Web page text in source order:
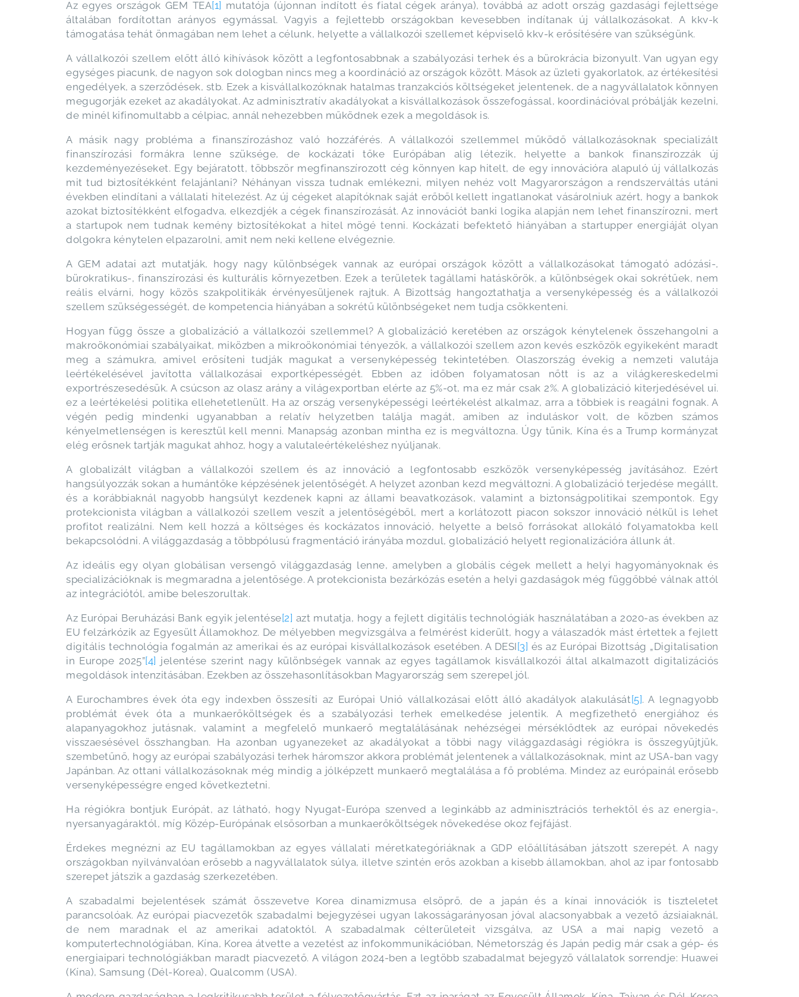
Az egyes országok GEM TEA[1] mutatója (újonnan indított és fiatal cégek aránya), továbbá az adott ország gazdasági fejlettsége
általában fordítottan arányos egymással. Vagyis a fejlettebb országokban kevesebben indítanak új vállalkozásokat. A kkv-k
támogatása tehát önmagában nem lehet a célunk, helyette a vállalkozói szellemet képviselő kkv-k erősítésére van szükségünk.
A vállalkozói szellem előtt álló kihívások között a legfontosabbnak a szabályozási terhek és a bürokrácia bizonyult. Van ugyan egy
egységes piacunk, de nagyon sok dologban nincs meg a koordináció az országok között. Mások az üzleti gyakorlatok, az értékesítési
engedélyek, a szerződések, stb. Ezek a kisvállalkozóknak hatalmas tranzakciós költségeket jelentenek, de a nagyvállalatok könnyen
megugorják ezeket az akadályokat. Az adminisztratív akadályokat a kisvállalkozások összefogással, koordinációval próbálják kezelni,
de minél kifinomultabb a célpiac, annál nehezebben működnek ezek a megoldások is.
A másik nagy probléma a finanszírozáshoz való hozzáférés. A vállalkozói szellemmel működő vállalkozásoknak specializált
finanszírozási formákra lenne szüksége, de kockázati tőke Európában alig létezik, helyette a bankok finanszírozzák új
kezdeményezéseket. Egy bejáratott, többször megfinanszírozott cég könnyen kap hitelt, de egy innovációra alapuló új vállalkozás
mit tud biztosítékként felajánlani? Néhányan vissza tudnak emlékezni, milyen nehéz volt Magyarországon a rendszerváltás utáni
években elindítani a vállalati hitelezést. Az új cégeket alapítóknak saját erőből kellett ingatlanokat vásárolniuk azért, hogy a bankok
azokat biztosítékként elfogadva, elkezdjék a cégek finanszírozását. Az innovációt banki logika alapján nem lehet finanszírozni, mert
a startupok nem tudnak kemény biztosítékokat a hitel mögé tenni. Kockázati befektető hiányában a startupper energiáját olyan
dolgokra kénytelen elpazarolni, amit nem neki kellene elvégeznie.
A GEM adatai azt mutatják, hogy nagy különbségek vannak az európai országok között a vállalkozásokat támogató adózási-,
bürokratikus-, finanszírozási és kulturális környezetben. Ezek a területek tagállami hatáskörök, a különbségek okai sokrétűek, nem
reális elvárni, hogy közös szakpolitikák érvényesüljenek rajtuk. A Bizottság hangoztathatja a versenyképesség és a vállalkozói
szellem szükségességét, de kompetencia hiányában a sokrétű különbségeket nem tudja csökkenteni.
Hogyan függ össze a globalizáció a vállalkozói szellemmel? A globalizáció keretében az országok kénytelenek összehangolni a
makroökonómiai szabályaikat, miközben a mikroökonómiai tényezők, a vállalkozói szellem azon kevés eszközök egyikeként maradt
meg a számukra, amivel erősíteni tudják magukat a versenyképesség tekintetében. Olaszország évekig a nemzeti valutája
leértékelésével javította vállalkozásai exportképességét. Ebben az időben folyamatosan nőtt is az a világkereskedelmi
exportrészesedésük. A csúcson az olasz arány a világexportban elérte az 5%-ot, ma ez már csak 2%. A globalizáció kiterjedésével ui.
ez a leértékelési politika ellehetetlenült. Ha az ország versenyképességi leértékelést alkalmaz, arra a többiek is reagálni fognak. A
végén pedig mindenki ugyanabban a relatív helyzetben találja magát, amiben az induláskor volt, de közben számos
kényelmetlenségen is keresztül kell menni. Manapság azonban mintha ez is megváltozna. Úgy tűnik, Kína és a Trump kormányzat
elég erősnek tartják magukat ahhoz, hogy a valutaleértékeléshez nyúljanak.
A globalizált világban a vállalkozói szellem és az innováció a legfontosabb eszközök versenyképesség javításához. Ezért
hangsúlyozzák sokan a humántőke képzésének jelentőségét. A helyzet azonban kezd megváltozni. A globalizáció terjedése megállt,
és a korábbiaknál nagyobb hangsúlyt kezdenek kapni az állami beavatkozások, valamint a biztonságpolitikai szempontok. Egy
protekcionista világban a vállalkozói szellem veszít a jelentőségéből, mert a korlátozott piacon sokszor innováció nélkül is lehet
profitot realizálni. Nem kell hozzá a költséges és kockázatos innováció, helyette a belső forrásokat allokáló folyamatokba kell
bekapcsolódni. A világgazdaság a többpólusú fragmentáció irányába mozdul, globalizáció helyett regionalizációra állunk át.
Az ideális egy olyan globálisan versengő világgazdaság lenne, amelyben a globális cégek mellett a helyi hagyományoknak és
specializációknak is megmaradna a jelentősége. A protekcionista bezárkózás esetén a helyi gazdaságok még függőbbé válnak attól
az integrációtól, amibe beleszorultak.
Az Európai Beruházási Bank egyik jelentése[2] azt mutatja, hogy a fejlett digitális technológiák használatában a 2020-as években az
EU felzárkózik az Egyesült Államokhoz. De mélyebben megvizsgálva a felmérést kiderült, hogy a válaszadók mást értettek a fejlett
digitális technológia fogalmán az amerikai és az európai kisvállalkozások esetében. A DESI [3] és az Európai Bizottság „Digitalisation
in Europe 2025”[4] jelentése szerint nagy különbségek vannak az egyes tagállamok kisvállalkozói által alkalmazott digitalizációs
megoldások intenzitásában. Ezekben az összehasonlításokban Magyarország sem szerepel jól.
A Eurochambres évek óta egy indexben összesíti az Európai Unió vállalkozásai előtt álló akadályok alakulását[5]. A legnagyobb
problémát évek óta a munkaerőköltségek és a szabályozási terhek emelkedése jelentik. A megfizethető energiához és
alapanyagokhoz jutásnak, valamint a megfelelő munkaerő megtalálásának nehézségei mérséklődtek az európai növekedés
visszaesésével összhangban. Ha azonban ugyanezeket az akadályokat a többi nagy világgazdasági régiókra is összegyűjtjük,
szembetűnő, hogy az európai szabályozási terhek háromszor akkora problémát jelentenek a vállalkozásoknak, mint az USA-ban vagy
Japánban. Az ottani vállalkozásoknak még mindig a jólképzett munkaerő megtalálása a fő probléma. Mindez az európainál erősebb
versenyképességre enged következtetni.
Ha régiókra bontjuk Európát, az látható, hogy Nyugat-Európa szenved a leginkább az adminisztrációs terhektől és az energia-,
nyersanyagáraktól, míg Közép-Európának elsősorban a munkaerőköltségek növekedése okoz fejfájást.
Érdekes megnézni az EU tagállamokban az egyes vállalati méretkategóriáknak a GDP előállításában játszott szerepét. A nagy
országokban nyilvánvalóan erősebb a nagyvállalatok súlya, illetve szintén erős azokban a kisebb államokban, ahol az ipar fontosabb
szerepet játszik a gazdaság szerkezetében.
A szabadalmi bejelentések számát összevetve Korea dinamizmusa elsöprő, de a japán és a kínai innovációk is tiszteletet
parancsolóak. Az európai piacvezetők szabadalmi bejegyzései ugyan lakosságarányosan jóval alacsonyabbak a vezető ázsiaiaknál,
de nem maradnak el az amerikai adatoktól. A szabadalmak célterületeit vizsgálva, az USA a mai napig vezető a
komputertechnológiában, Kína, Korea átvette a vezetést az infokommunikációban, Németország és Japán pedig már csak a gép- és
energiaipari technológiákban maradt piacvezető. A világon 2024-ben a legtöbb szabadalmat bejegyző vállalatok sorrendje: Huawei
(Kína), Samsung (Dél-Korea), Qualcomm (USA).